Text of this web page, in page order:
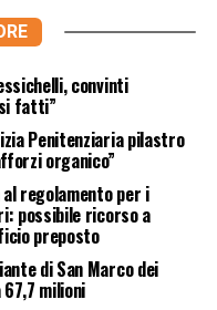
convinti
fatti”
Penitenziaria pilastro
organico”
regolamento per i
possibile ricorso a
preposto
di San Marco dei
milioni